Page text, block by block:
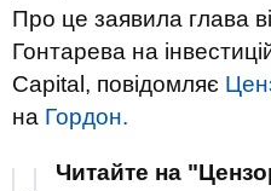
Про це заявила глава
Гонтарева на
Capital, повідомляє
на Гордон.
Читайте на